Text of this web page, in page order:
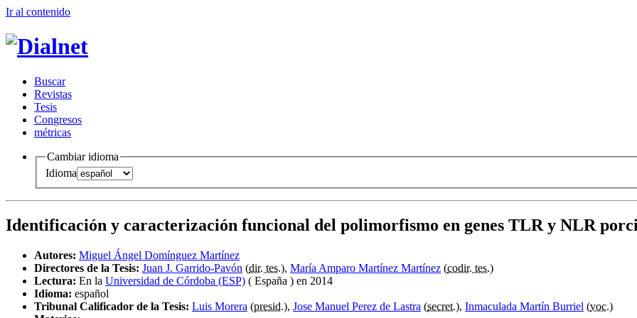
Ir al contenido
Buscar
Revistas
Tesis
Congresos
métricas
Cambiar idioma
Idioma
Identificación y caracterización funcional del polimorfismo en genes TLR y NLR
Autores: Miguel Ángel Domínguez Martínez
Directores de la Tesis: Juan J. Garrido-Pavón (dir. tes.), María Amparo Martínez Martínez (codir. tes.)
Lectura: En la Universidad de Córdoba (ESP) ( España ) en 2014
Idioma: español
Tribunal Calificador de la Tesis: Luis Morera (presid.), Jose Manuel Perez de Lastra (secret.), Inmaculada Martín Burriel (voc.)